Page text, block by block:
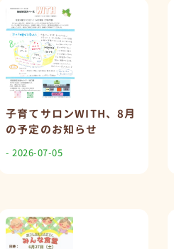
子育てサロンWITH、8月
の予定のお知らせ
- 2026-07-05